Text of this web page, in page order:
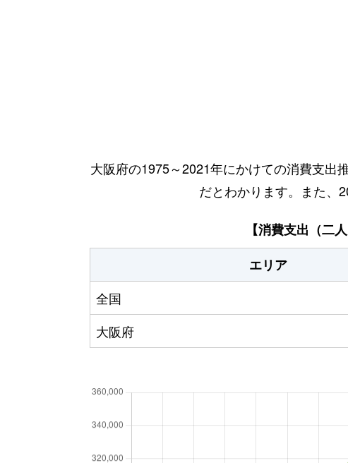
大阪府の1975～2021年にかけての消費支出
だとわかります。また、
【消費支出（二
エリア
全国
大阪府